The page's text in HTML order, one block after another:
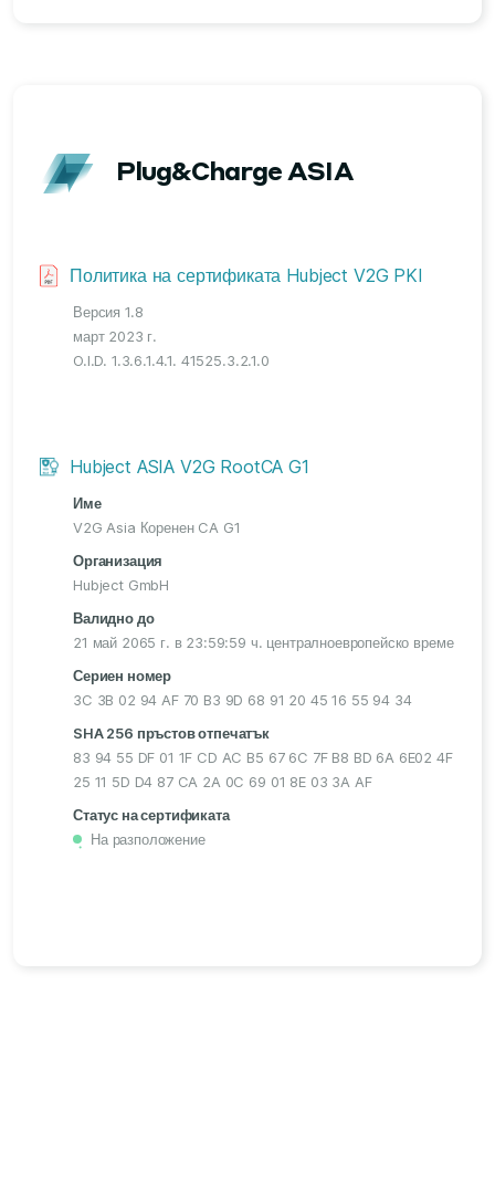
Plug&Charge ASIA
Политика на сертификата Hubject V2G PKI
Версия 1.8
март 2023 г.
O.I.D. 1.3.6.1.4.1. 41525.3.2.1.0
Hubject ASIA V2G RootCA G1
Име
V2G Asia Коренен CA G1
Организация
Hubject GmbH
Валидно до
21 май 2065 г. в 23:59:59 ч. централноевропейско време
Сериен номер
3C 3B 02 94 AF 70 B3 9D 68 91 20 45 16 55 94 34
SHA 256 пръстов отпечатък
83 94 55 DF 01 1F CD AC B5 67 6C 7F B8 BD 6A 6E02 4F
25 11 5D D4 87 CA 2A 0C 69 01 8E 03 3A AF
Статус на сертификата
・ На разположение